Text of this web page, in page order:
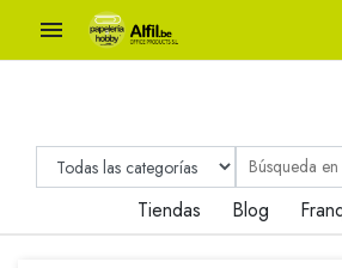

Tiendas Blog